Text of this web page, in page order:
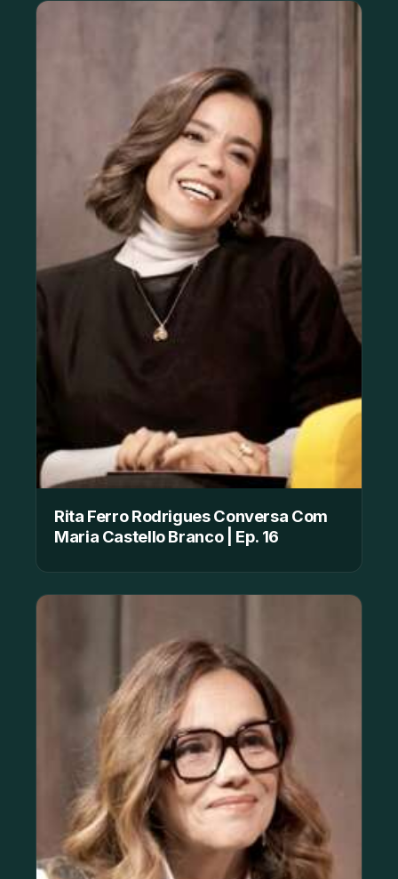
Rita Ferro Rodrigues Conversa Com
Maria Castello Branco | Ep. 16